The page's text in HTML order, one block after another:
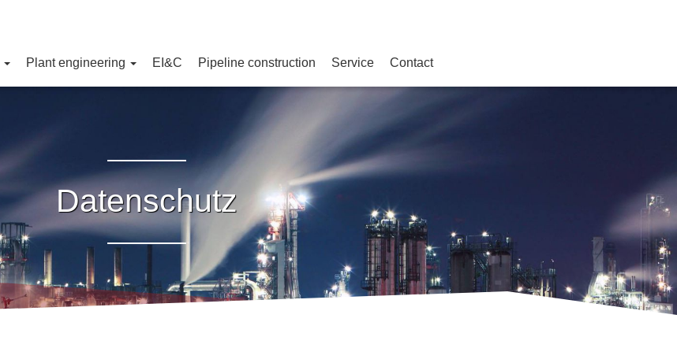
Plant engineering EI&C Pipeline construction Service Contact
Datenschutz